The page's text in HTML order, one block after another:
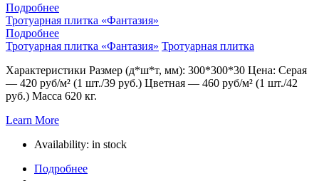
Подробнее
Тротуарная плитка «Фантазия»
Подробнее
Тротуарная плитка «Фантазия» Тротуарная плитка
Характеристики Размер (д*ш*т, мм): 300*300*30 Цена: Серая
— 420 руб/м² (1 шт./39 руб.) Цветная — 460 руб/м² (1 шт./42
руб.) Масса 620 кг.
Learn More
Availability: in stock
Подробнее